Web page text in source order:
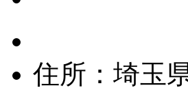
住所：埼玉